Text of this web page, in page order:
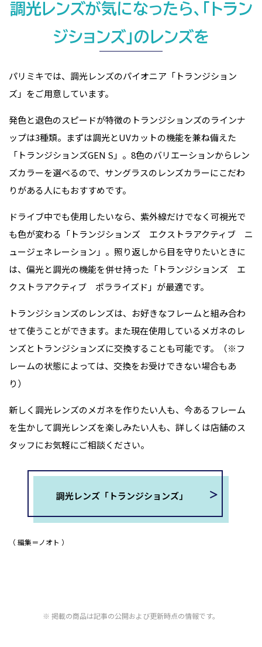
調光レンズが気になったら、「トラン
ジションズ」のレンズを
パリミキでは、調光レンズのパイオニア「トランジション
ズ」をご用意しています。
発色と退色のスピードが特徴のトランジションズのラインナ
ップは3種類。まずは調光とUVカットの機能を兼ね備えた
「トランジションズGEN S」。8色のバリエーションからレン
ズカラーを選べるので、サングラスのレンズカラーにこだわ
りがある人にもおすすめです。
ドライブ中でも使用したいなら、紫外線だけでなく可視光で
も色が変わる「トランジションズ エクストラアクティブ ニ
ュージェネレーション」。照り返しから目を守りたいときに
は、偏光と調光の機能を併せ持った「トランジションズ エ
クストラアクティブ ポラライズド」が最適です。
トランジションズのレンズは、お好きなフレームと組み合わ
せて使うことができます。また現在使用しているメガネのレ
ンズとトランジションズに交換することも可能です。（※フ
レームの状態によっては、交換をお受けできない場合もあ
り）
新しく調光レンズのメガネを作りたい人も、今あるフレーム
を生かして調光レンズを楽しみたい人も、詳しくは店舗のス
タッフにお気軽にご相談ください。
調光レンズ「トランジションズ」
編集＝ノオト
掲載の商品は記事の公開および更新時点の情報です。